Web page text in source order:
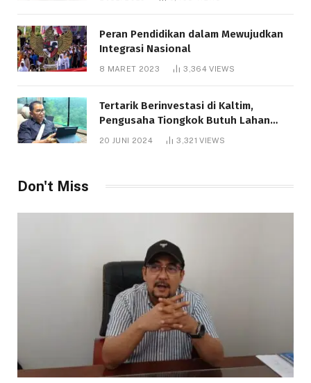
Peran Pendidikan dalam Mewujudkan
Integrasi Nasional
8 MARET 2023 3,364VIEWS
Tertarik Berinvestasi di Kaltim,
Pengusaha Tiongkok Butuh Lahan
1.000 Hektare
20 JUNI 2024 3,321VIEWS
Don't Miss